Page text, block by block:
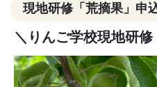
現地研修「荒摘果」申
＼ りんご学校現地研修